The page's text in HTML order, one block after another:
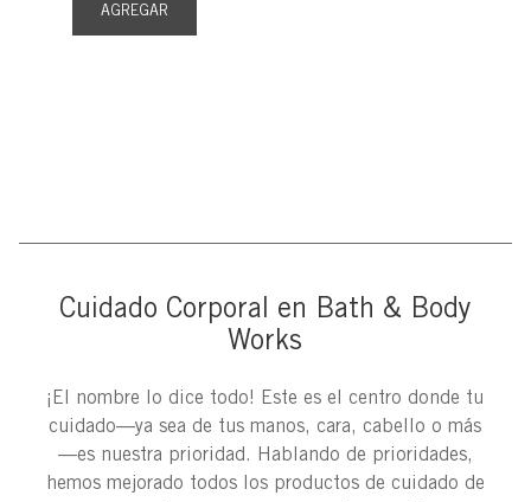
AGREGAR
Cuidado Corporal en Bath & Body
Works
¡El nombre lo dice todo! Este es el centro donde tu
cuidado—ya sea de tus manos, cara, cabello o más
—es nuestra prioridad. Hablando de prioridades,
hemos mejorado todos los productos de cuidado de